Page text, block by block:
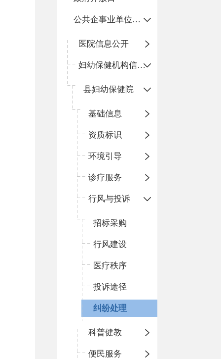
公共企事业单位信息公开
医院信息公开
妇幼保健机构信息公开
县妇幼保健院
基础信息
资质标识
环境引导
诊疗服务
行风与投诉
招标采购
行风建设
医疗秩序
投诉途径
纠纷处理
科普健教
便民服务